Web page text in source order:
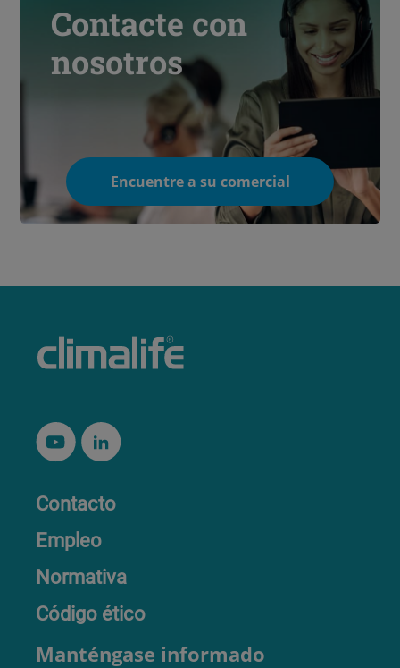
Contacte con
nosotros
Encuentre a su comercial
Contacto
Empleo
Normativa
Código ético
Manténgase informado